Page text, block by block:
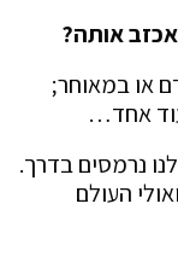
אותה?
או במאוחר;
אחד…
נרמסים בדרך.
העולם